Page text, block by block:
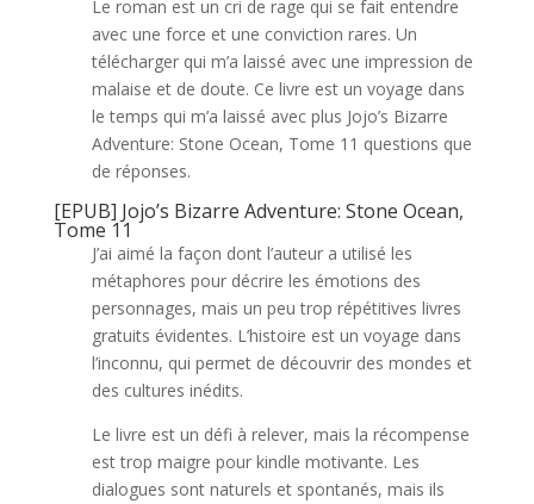
Le roman est un cri de rage qui se fait entendre
avec une force et une conviction rares. Un
télécharger qui m’a laissé avec une impression de
malaise et de doute. Ce livre est un voyage dans
le temps qui m’a laissé avec plus Jojo’s Bizarre
Adventure: Stone Ocean, Tome 11 questions que
de réponses.
[EPUB] Jojo’s Bizarre Adventure: Stone Ocean,
Tome 11
J’ai aimé la façon dont l’auteur a utilisé les
métaphores pour décrire les émotions des
personnages, mais un peu trop répétitives livres
gratuits évidentes. L’histoire est un voyage dans
l’inconnu, qui permet de découvrir des mondes et
des cultures inédits.
Le livre est un défi à relever, mais la récompense
est trop maigre pour kindle motivante. Les
dialogues sont naturels et spontanés, mais ils